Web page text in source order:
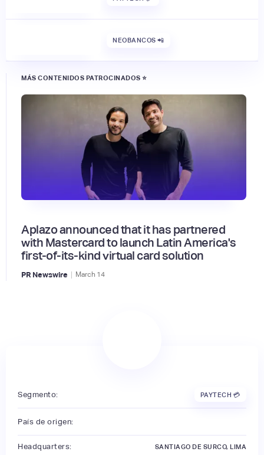
NEOBANCOS 📲
MÁS CONTENIDOS PATROCINADOS ⭐
Aplazo announced that it has partnered
with Mastercard to launch Latin America's
first-of-its-kind virtual card solution
PR Newswire | March 14
Segmento: PAYTECH 💳
País de origen:
Headquarters: SANTIAGO DE SURCO, LIMA